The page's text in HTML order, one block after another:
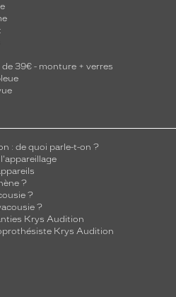
39€ - monture + verres
: de quoi parle-t-on ?
?
?
?
Krys Audition
Krys Audition